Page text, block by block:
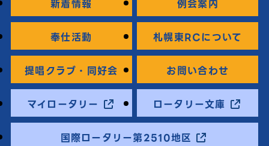
新着情報 例会案内
奉仕活動 札幌東RCについて
提唱クラブ・同好会 お問い合わせ
マイロータリー ロータリー文庫
国際ロータリー第2510地区